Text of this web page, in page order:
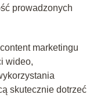
prowadzonych
marketingu
wideo,
skutecznie dotrzeć